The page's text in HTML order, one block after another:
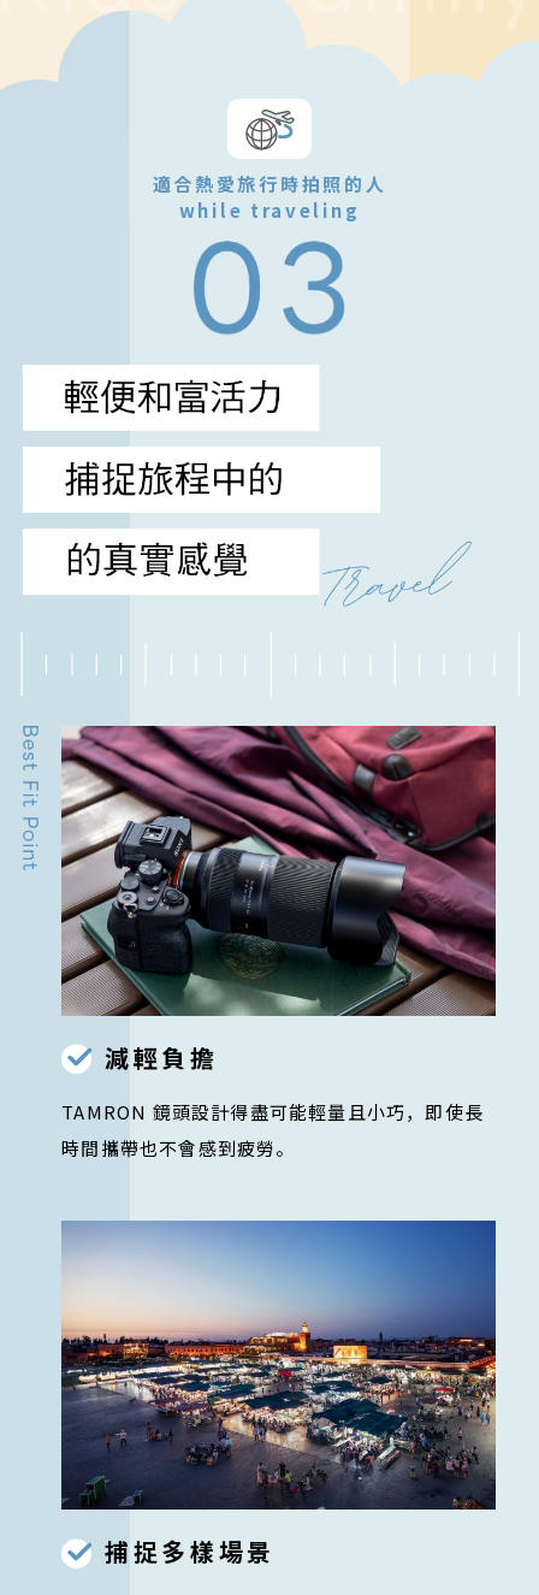
適合熱愛旅行時拍照的人
while traveling
減輕負擔
TAMRON 鏡頭設計得盡可能輕量且小巧，即使長
時間攜帶也不會感到疲勞。
捕捉多樣場景